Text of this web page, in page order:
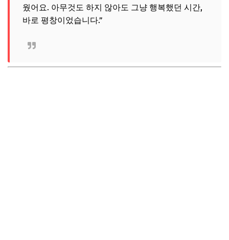
웠어요. 아무것도 하지 않아도 그냥 행복했던 시간,
바로 평창이었습니다.”